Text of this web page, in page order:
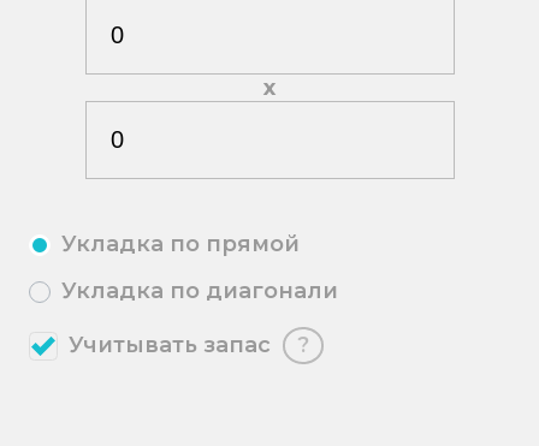
х
Укладка по прямой
Укладка по диагонали
Учитывать запас ?